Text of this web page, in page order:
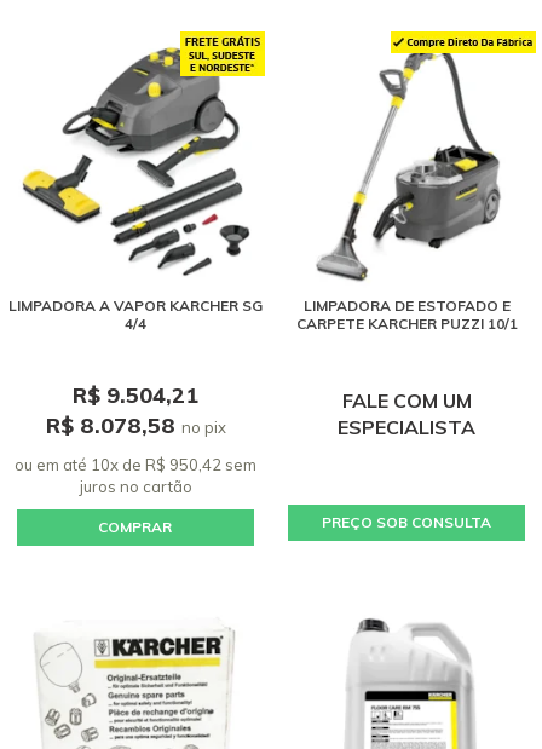
LIMPADORA A VAPOR KARCHER SG
4/4
R$ 9.504,21
R$ 8.078,58 no pix
ou em até 10x de R$ 950,42 sem
juros no cartão
COMPRAR
LIMPADORA DE ESTOFADO E
CARPETE KARCHER PUZZI 10/1
FALE COM UM
ESPECIALISTA
PREÇO SOB CONSULTA